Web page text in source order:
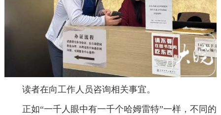
读者在向工作人员咨询相关事宜。
正如“一千人眼中有一千个哈姆雷特”一样，不同的